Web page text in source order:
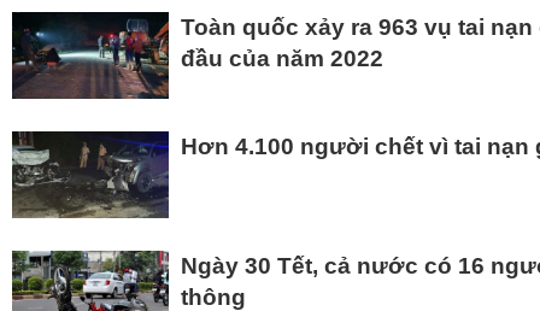
Toàn quốc xảy ra 963 vụ tai
đầu của năm 2022
Hơn 4.100 người chết vì tai nạn
Ngày 30 Tết, cả nước có 16
thông